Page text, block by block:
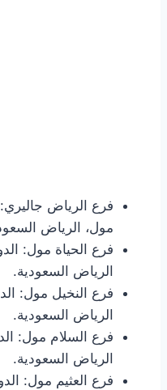
فرع الرياض جاليري:
مول، الرياض
فرع الحياة مول:
الرياض السعودية.
فرع النخيل مول:
الرياض السعودية.
فرع السلام مول:
الرياض السعودية.
فرع العثيم مول: